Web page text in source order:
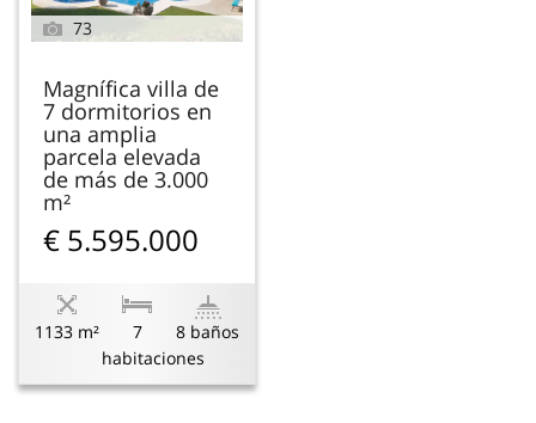
73
Magnífica villa de
7 dormitorios en
una amplia
parcela elevada
de más de 3.000
m²
€ 5.595.000
1133 m²
7
habitaciones
8 baños